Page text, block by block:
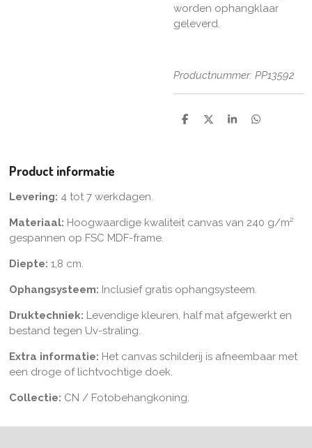
worden ophangklaar
geleverd.
Productnummer: PP13592
D
D
S
D
Product informatie
Levering: 4 tot 7 werkdagen.
Materiaal: Hoogwaardige kwaliteit canvas van 240 g/m²
gespannen op FSC MDF-frame.
Diepte: 1,8 cm.
Ophangsysteem: Inclusief gratis ophangsysteem.
Druktechniek: Levendige kleuren, half mat afgewerkt en
bestand tegen Uv-straling.
Extra informatie: Het canvas schilderij is afneembaar met
een droge of lichtvochtige doek.
Collectie: CN / Fotobehangkoning.